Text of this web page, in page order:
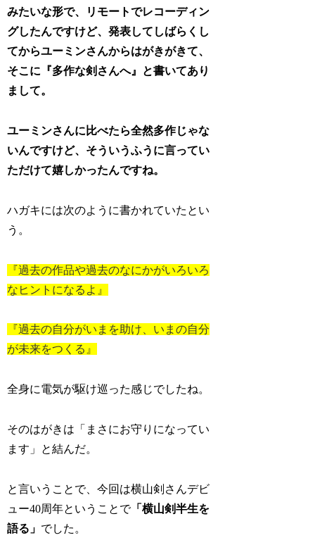
みたいな形で、リモートでレコーディン
グしたんですけど、発表してしばらくし
てからユーミンさんからはがきがきて、
そこに『多作な剣さんへ』と書いてあり
まして。
ユーミンさんに比べたら全然多作じゃな
いんですけど、そういうふうに言ってい
ただけて嬉しかったんですね。
ハガキには次のように書かれていたとい
う。
『過去の作品や過去のなにかがいろいろ
なヒントになるよ』
『過去の自分がいまを助け、いまの自分
が未来をつくる』
全身に電気が駆け巡った感じでしたね。
そのはがきは「まさにお守りになってい
ます」と結んだ。
と言いうことで、今回は横山剣さんデビ
ュー40周年ということで「横山剣半生を
語る」 でした。